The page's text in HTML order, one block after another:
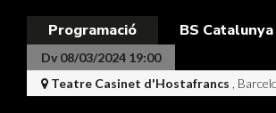
Programació BS Catalunya
Dv 08/03/2024 19:00
Teatre Casinet d'Hostafrancs
,